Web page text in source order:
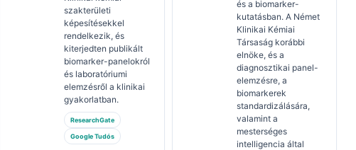
szakterületi
képesítésekkel
rendelkezik, és
kiterjedten publikált
biomarker-panelokról
és laboratóriumi
elemzésről a klinikai
gyakorlatban.
ResearchGate
Google Tudós
és a biomarker-
kutatásban. A Német
Klinikai Kémiai
Társaság korábbi
elnöke, és a
diagnosztikai panel-
elemzésre, a
biomarkerek
standardizálására,
valamint a
mesterséges
intelligencia által